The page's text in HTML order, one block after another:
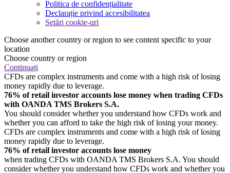
Politica de confidențialitate
Declarație privind accesibilitatea
Setări cookie-uri
Choose another country or region to see content specific to your
location
Choose country or region
Continuați
CFDs are complex instruments and come with a high risk of losing
money rapidly due to leverage.
76% of retail investor accounts lose money when trading CFDs
with OANDA TMS Brokers S.A.
You should consider whether you understand how CFDs work and
whether you can afford to take the high risk of losing your money.
CFDs are complex instruments and come with a high risk of losing
money rapidly due to leverage.
76% of retail investor accounts lose money
when trading CFDs with OANDA TMS Brokers S.A. You should
consider whether you understand how CFDs work and whether you